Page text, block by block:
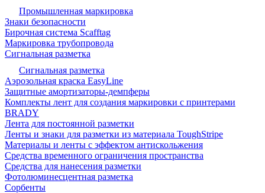
Промышленная маркировка
Знаки безопасности
Бирочная система Scafftag
Маркировка трубопровода
Сигнальная разметка
Сигнальная разметка
Аэрозольная краска EasyLine
Защитные амортизаторы-демпферы
Комплекты лент для создания маркировки с принтерами
BRADY
Лента для постоянной разметки
Ленты и знаки для разметки из материала ToughStripe
Материалы и ленты с эффектом антискольжения
Средства временного ограничения пространства
Средства для нанесения разметки
Фотолюминесцентная разметка
Сорбенты